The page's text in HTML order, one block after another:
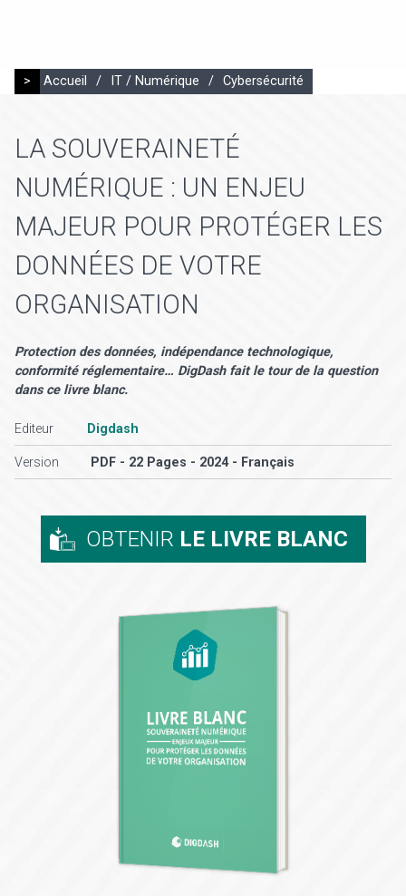
> Accueil / IT / Numérique / Cybersécurité
LA SOUVERAINETÉ
NUMÉRIQUE : UN ENJEU
MAJEUR POUR PROTÉGER LES
DONNÉES DE VOTRE
ORGANISATION
Protection des données, indépendance technologique,
conformité réglementaire… DigDash fait le tour de la question
dans ce livre blanc.
Editeur Digdash
Version PDF - 22 Pages - 2024 - Français
OBTENIR LE LIVRE BLANC